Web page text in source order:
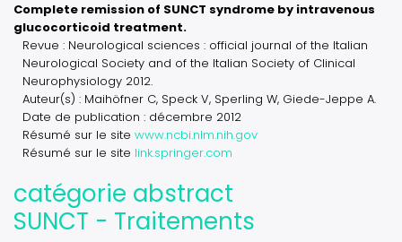
Complete remission of SUNCT syndrome by intravenous
glucocorticoid treatment.
Revue : Neurological sciences : official journal of the Italian
Neurological Society and of the Italian Society of Clinical
Neurophysiology 2012.
Auteur(s) : Maihöfner C, Speck V, Sperling W, Giede-Jeppe A.
Date de publication : décembre 2012
Résumé sur le site www.ncbi.nlm.nih.gov
Résumé sur le site link.springer.com
catégorie abstract
SUNCT - Traitements